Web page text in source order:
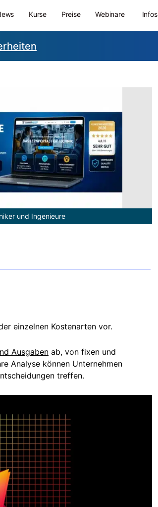
Kurse Preise Webinare Infos
und Ingenieure
einzelnen Kostenarten vor.
Ausgaben ab, von fixen und
Analyse können Unternehmen
treffen.